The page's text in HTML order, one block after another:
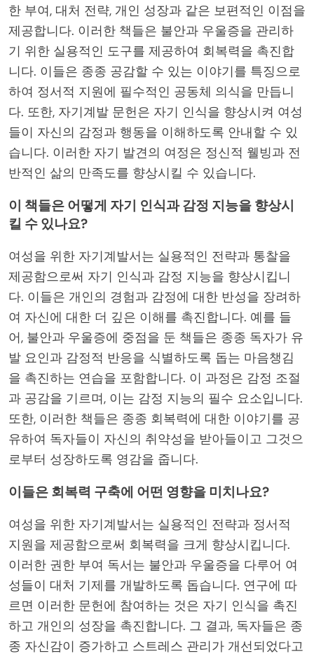
한 부여, 대처 전략, 개인 성장과 같은 보편적인 이점을
제공합니다. 이러한 책들은 불안과 우울증을 관리하
기 위한 실용적인 도구를 제공하여 회복력을 촉진합
니다. 이들은 종종 공감할 수 있는 이야기를 특징으로
하여 정서적 지원에 필수적인 공동체 의식을 만듭니
다. 또한, 자기계발 문헌은 자기 인식을 향상시켜 여성
들이 자신의 감정과 행동을 이해하도록 안내할 수 있
습니다. 이러한 자기 발견의 여정은 정신적 웰빙과 전
반적인 삶의 만족도를 향상시킬 수 있습니다.
이 책들은 어떻게 자기 인식과 감정 지능을 향상시
킬 수 있나요?
여성을 위한 자기계발서는 실용적인 전략과 통찰을
제공함으로써 자기 인식과 감정 지능을 향상시킵니
다. 이들은 개인의 경험과 감정에 대한 반성을 장려하
여 자신에 대한 더 깊은 이해를 촉진합니다. 예를 들
어, 불안과 우울증에 중점을 둔 책들은 종종 독자가 유
발 요인과 감정적 반응을 식별하도록 돕는 마음챙김
을 촉진하는 연습을 포함합니다. 이 과정은 감정 조절
과 공감을 기르며, 이는 감정 지능의 필수 요소입니다.
또한, 이러한 책들은 종종 회복력에 대한 이야기를 공
유하여 독자들이 자신의 취약성을 받아들이고 그것으
로부터 성장하도록 영감을 줍니다.
이들은 회복력 구축에 어떤 영향을 미치나요?
여성을 위한 자기계발서는 실용적인 전략과 정서적
지원을 제공함으로써 회복력을 크게 향상시킵니다.
이러한 권한 부여 독서는 불안과 우울증을 다루어 여
성들이 대처 기제를 개발하도록 돕습니다. 연구에 따
르면 이러한 문헌에 참여하는 것은 자기 인식을 촉진
하고 개인의 성장을 촉진합니다. 그 결과, 독자들은 종
종 자신감이 증가하고 스트레스 관리가 개선되었다고